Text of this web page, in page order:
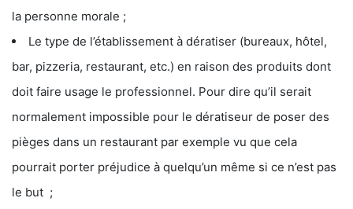
la personne morale ;
Le type de l’établissement à dératiser (bureaux, hôtel,
bar, pizzeria, restaurant, etc.) en raison des produits dont
doit faire usage le professionnel. Pour dire qu’il serait
normalement impossible pour le dératiseur de poser des
pièges dans un restaurant par exemple vu que cela
pourrait porter préjudice à quelqu’un même si ce n’est pas
le but ;